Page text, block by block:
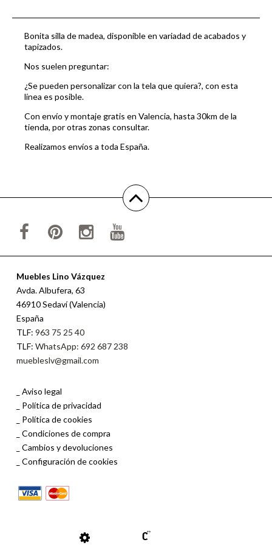
Bonita silla de madea, disponible en variadad de acabados y
tapizados.
Nos suelen preguntar:
¿Se pueden personalizar con la tela que quiera?, con esta
línea es posible.
Con envío y montaje gratis en Valencia, hasta 30km de la
tienda, por otras zonas consultar.
Realizamos envíos a toda España.
Muebles Lino Vázquez
Avda. Albufera, 63
46910 Sedaví (Valencia)
España
TLF: 963 75 25 40
TLF: WhatsApp: 692 687 238
muebleslv@gmail.com
Aviso legal
Política de privacidad
Política de cookies
Condiciones de compra
Cambios y devoluciones
Configuración de cookies